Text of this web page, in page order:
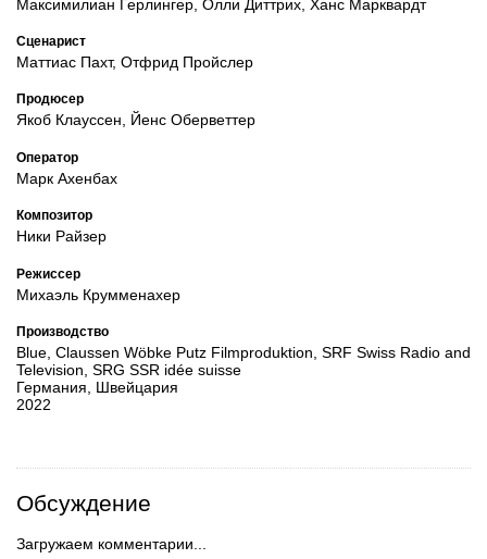
Максимилиан Герлингер, Олли Диттрих, Ханс Марквардт
Сценарист
Маттиас Пахт, Отфрид Пройслер
Продюсер
Якоб Клауссен, Йенс Оберветтер
Оператор
Марк Ахенбах
Композитор
Ники Райзер
Режиссер
Михаэль Крумменахер
Производство
Blue, Claussen Wöbke Putz Filmproduktion, SRF Swiss Radio and
Television, SRG SSR idée suisse
Германия, Швейцария
2022
Обсуждение
Загружаем комментарии...